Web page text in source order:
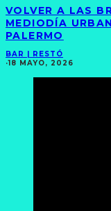
VOLVER A LAS
MEDIODÍA
PALERMO
BAR | RESTÓ
·18 MAYO, 2026